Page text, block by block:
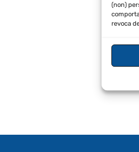
(non)
revoca
€